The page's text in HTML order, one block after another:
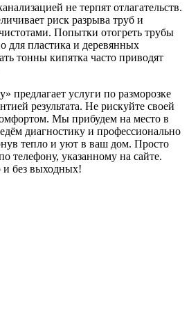
не терпят отлагательств.
риск разрыва труб и
Попытки отогреть трубы
для пластика и деревянных
тонны кипятка часто приводят
предлагает услуги по разморозке
результата. Не рискуйте своей
Мы прибудем на место в
диагностику и профессионально
тепло и уют в ваш дом. Просто
телефону, указанному на сайте.
и без выходных!